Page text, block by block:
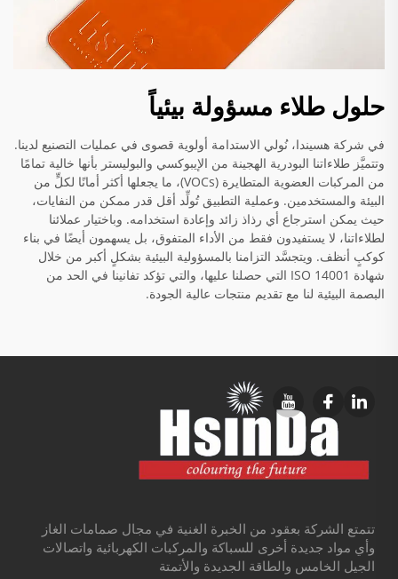
حلول طلاء مسؤولة بيئياً
في شركة هسيندا، نُولي الاستدامة أولوية قصوى في عمليات التصنيع لدينا.
وتتميَّز طلاءاتنا البودرية الهجينة من الإيبوكسي والبوليستر بأنها خالية تمامًا
من المركبات العضوية المتطايرة (VOCs)، ما يجعلها أكثر أمانًا لكلٍّ من
البيئة والمستخدمين. وعملية التطبيق تُولِّد أقل قدر ممكن من النفايات،
حيث يمكن استرجاع أي رذاذ زائد وإعادة استخدامه. وباختيار عملائنا
لطلاءاتنا، لا يستفيدون فقط من الأداء المتفوق، بل يسهمون أيضًا في بناء
كوكبٍ أنظف. ويتجسَّد التزامنا بالمسؤولية البيئية بشكلٍ أكبر من خلال
شهادة ISO 14001 التي حصلنا عليها، والتي تؤكد تفانينا في الحد من
البصمة البيئية لنا مع تقديم منتجات عالية الجودة.
تتمتع الشركة بعقود من الخبرة الغنية في مجال صمامات الغاز
وأي مواد جديدة أخرى للسباكة والمركبات الكهربائية واتصالات
الجيل الخامس والطاقة الجديدة والأتمتة